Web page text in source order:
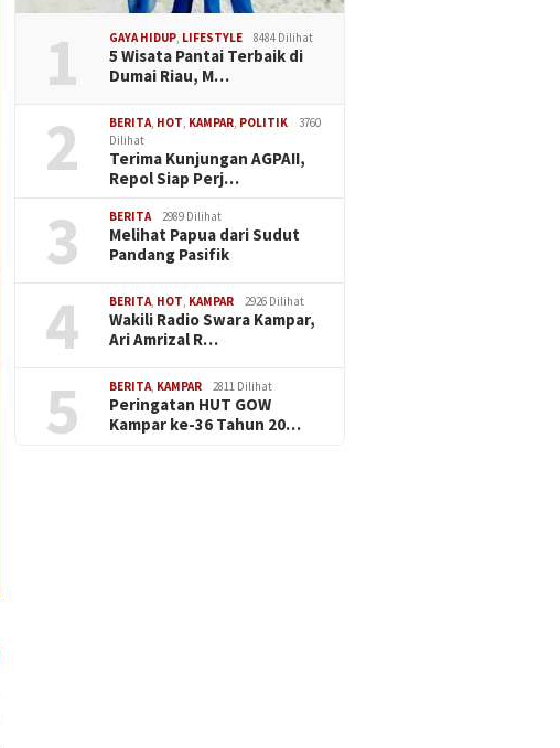
1 GAYA HIDUP, LIFESTYLE 8484 Dilihat
5 Wisata Pantai Terbaik di
Dumai Riau, M…
2 BERITA, HOT, KAMPAR, POLITIK
3760
Dilihat
Terima Kunjungan AGPAII,
Repol Siap Perj…
3 BERITA 2989 Dilihat
Melihat Papua dari Sudut
Pandang Pasifik
4 BERITA, HOT, KAMPAR 2926 Dilihat
Wakili Radio Swara Kampar,
Ari Amrizal R…
5 BERITA, KAMPAR 2811 Dilihat
Peringatan HUT GOW
Kampar ke-36 Tahun 20…